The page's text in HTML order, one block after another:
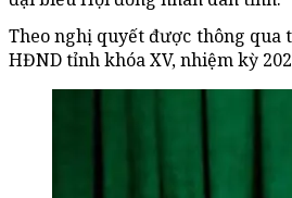
Theo nghị quyết được thông qua
HĐND tỉnh khóa XV, nhiệm kỳ